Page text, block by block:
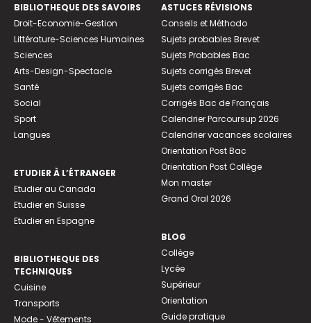
BIBLIOTHEQUE DES SAVOIRS
Droit-Economie-Gestion
Littérature-Sciences Humaines
Sciences
Arts-Design-Spectacle
Santé
Social
Sport
Langues
ETUDIER À L’ÉTRANGER
Etudier au Canada
Etudier en Suisse
Etudier en Espagne
BIBLIOTHEQUE DES
TECHNIQUES
Cuisine
Transports
Mode - Vêtements
ASTUCES RÉVISIONS
Conseils et Méthodo
Sujets probables Brevet
Sujets Probables Bac
Sujets corrigés Brevet
Sujets corrigés Bac
Corrigés Bac de Français
Calendrier Parcoursup 2026
Calendrier vacances scolaires
Orientation Post Bac
Orientation Post Collège
Mon master
Grand Oral 2026
BLOG
Collège
Lycée
Supérieur
Orientation
Guide pratique